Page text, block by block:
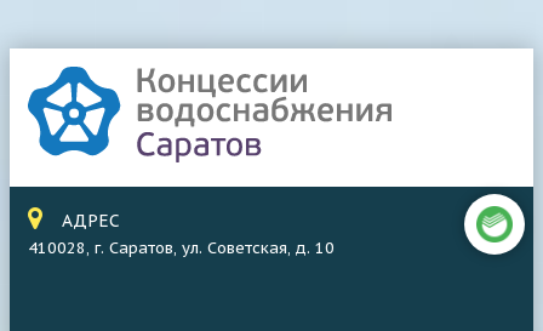
АДРЕС
410028, г. Саратов, ул. Советская, д. 10